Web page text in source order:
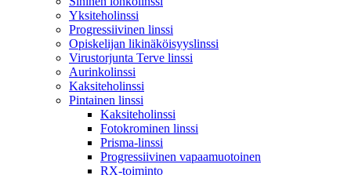
Yksiteholinssi
Progressiivinen linssi
Opiskelijan likinäköisyyslinssi
Virustorjunta Terve linssi
Aurinkolinssi
Kaksiteholinssi
Pintainen linssi
Kaksiteholinssi
Fotokrominen linssi
Prisma-linssi
Progressiivinen vapaamuotoinen
RX-toiminto